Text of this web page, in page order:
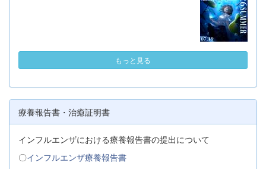
もっと見る
療養報告書・治癒証明書
インフルエンザにおける療養報告書の提出について
〇インフルエンザ療養報告書